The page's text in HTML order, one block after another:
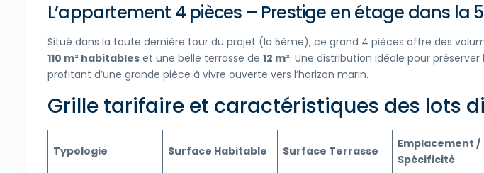
L’appartement 4 pièces – Prestige en étage dans la
Situé dans la toute dernière tour du projet (la 5ème), ce grand 4 pièces offre des
110 m² habitables et une belle terrasse de 12 m². Une distribution idéale pour
profitant d’une grande pièce à vivre ouverte vers l’horizon marin.
Grille tarifaire et caractéristiques des lots
Typologie Surface Habitable Surface Terrasse
Emplacement /
Spécificité